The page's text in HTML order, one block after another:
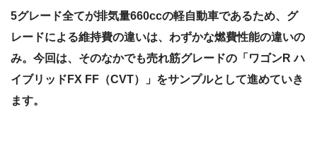
5グレード全てが排気量660ccの軽自動車であるため、グ
レードによる維持費の違いは、わずかな燃費性能の違いの
み。今回は、そのなかでも売れ筋グレードの「ワゴンR ハ
イブリッドFX FF（CVT）」をサンプルとして進めていき
ます。